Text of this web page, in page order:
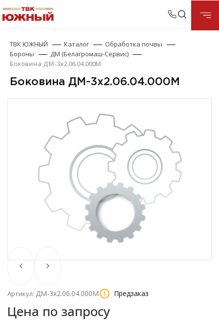
ТВК ЮЖНЫЙ Каталог
Обработка почвы
Бороны
ДМ (Белагромаш-Сервис)
Боковина ДМ-3х2.06.04.000М
Боковина ДМ-3х2.06.04.000М
Артикул: ДМ-3х2.06.04.000М Предзаказ
Цена по запросу